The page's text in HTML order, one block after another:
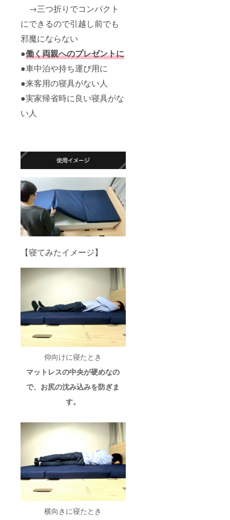
→三つ折りでコンパクト
にできるので引越し前でも
邪魔にならない
●働く両親へのプレゼントに
●車中泊や持ち運び用に
●来客用の寝具がない人
●実家帰省時に良い寝具がな
い人
【寝てみたイメージ】
仰向けに寝たとき
マットレスの中央が硬めなの
で、お尻の沈み込みを防ぎま
す。
横向きに寝たとき